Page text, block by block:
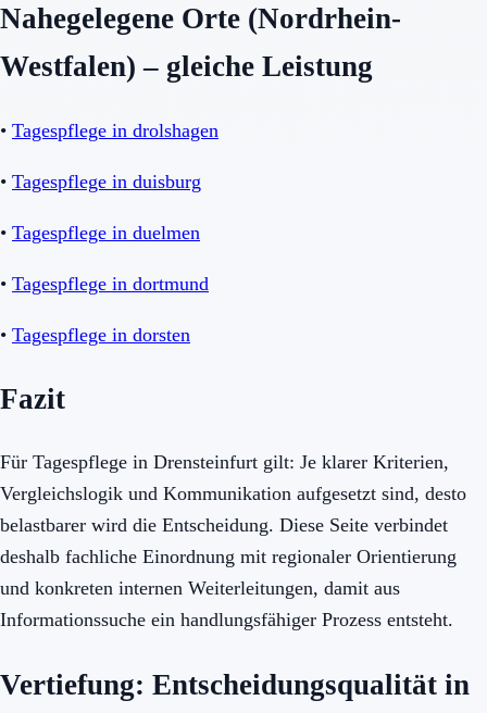
Nahegelegene Orte (Nordrhein-
Westfalen) – gleiche Leistung
• Tagespflege in drolshagen
• Tagespflege in duisburg
• Tagespflege in duelmen
• Tagespflege in dortmund
• Tagespflege in dorsten
Fazit
Für Tagespflege in Drensteinfurt gilt: Je klarer Kriterien,
Vergleichslogik und Kommunikation aufgesetzt sind, desto
belastbarer wird die Entscheidung. Diese Seite verbindet
deshalb fachliche Einordnung mit regionaler Orientierung
und konkreten internen Weiterleitungen, damit aus
Informationssuche ein handlungsfähiger Prozess entsteht.
Vertiefung: Entscheidungsqualität in